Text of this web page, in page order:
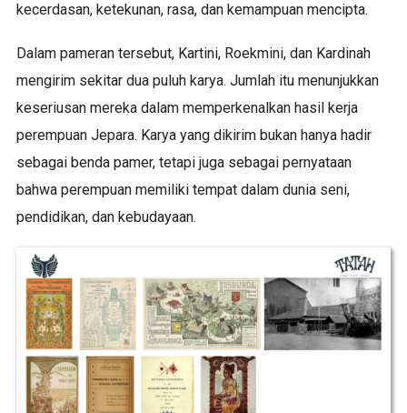
kecerdasan, ketekunan, rasa, dan kemampuan mencipta.
Dalam pameran tersebut, Kartini, Roekmini, dan Kardinah
mengirim sekitar dua puluh karya. Jumlah itu menunjukkan
keseriusan mereka dalam memperkenalkan hasil kerja
perempuan Jepara. Karya yang dikirim bukan hanya hadir
sebagai benda pamer, tetapi juga sebagai pernyataan
bahwa perempuan memiliki tempat dalam dunia seni,
pendidikan, dan kebudayaan.